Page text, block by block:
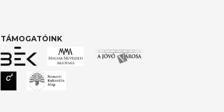
TÁMOGATÓINK